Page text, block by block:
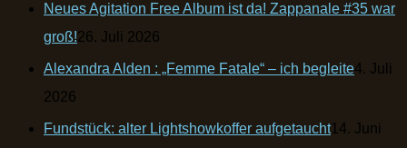
Neues Agitation Free Album ist da! Zappanale #35 war
groß!26. Juli 2026
Alexandra Alden : „Femme Fatale“ – ich begleite4. Juli
2026
Fundstück: alter Lightshowkoffer aufgetaucht14. Juni